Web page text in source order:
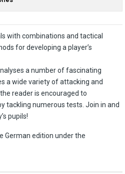
with combinations and tactical
for developing a player’s
a number of fascinating
a wide variety of attacking and
reader is encouraged to
tackling numerous tests. Join in and
pupils!
German edition under the